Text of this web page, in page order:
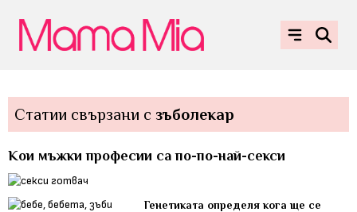
Статии свързани с зъболекар
Кoи мъжки професии са по-по-най-секси
Генетиката определя кога ще се